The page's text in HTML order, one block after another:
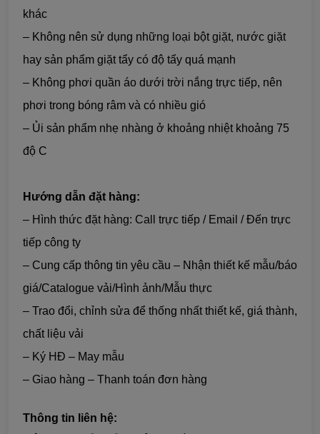
khác
– Không nên sử dụng những loại bột giặt, nước giặt
hay sản phẩm giặt tẩy có độ tẩy quá mạnh
– Không phơi quần áo dưới trời nắng trực tiếp, nên
phơi trong bóng râm và có nhiều gió
– Ủi sản phẩm nhẹ nhàng ở khoảng nhiệt khoảng 75
độ C
Hướng dẫn đặt hàng:
– Hình thức đặt hàng: Call trực tiếp / Email / Đến trực
tiếp công ty
– Cung cấp thông tin yêu cầu – Nhận thiết kế mẫu/báo
giá/Catalogue vải/Hình ảnh/Mẫu thực
– Trao đổi, chỉnh sửa để thống nhất thiết kế, giá thành,
chất liệu vải
– Ký HĐ – May mẫu
– Giao hàng – Thanh toán đơn hàng
Thông tin liên hệ: